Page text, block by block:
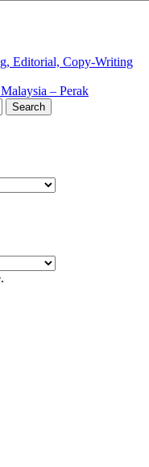
Editorial, Copy-Writing
– Perak
Search